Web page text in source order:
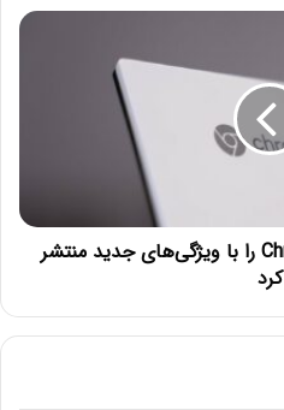
گوگل سرانجام Chrome OS 87 را با ویژگی‌های جدید منتشر
کرد